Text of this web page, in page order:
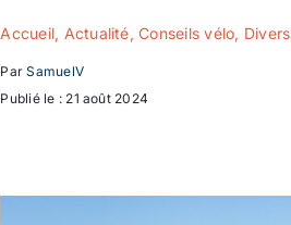
Accueil, Actualité,Conseils vélo, Divers
ParSamuelV
Publié le : 21 août 2024